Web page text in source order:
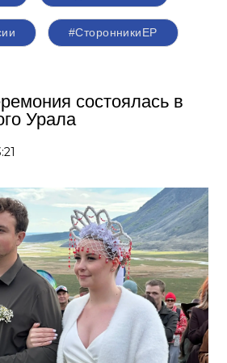
#СторонникиЕР
состоялась в
Урала